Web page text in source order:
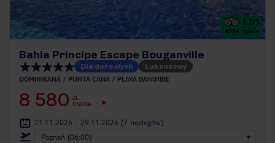
4.2/5
4564 opinie
Bahia Principe Escape Bouganville
Dla dorosłych Luksusowy
DOMINIKANA PUNTA CANA PLAYA BAYAHIBE
8 580 ZŁ
OSOBA
21.11.2026 - 29.11.2026 (7 noclegów)
Poznań (06:00)